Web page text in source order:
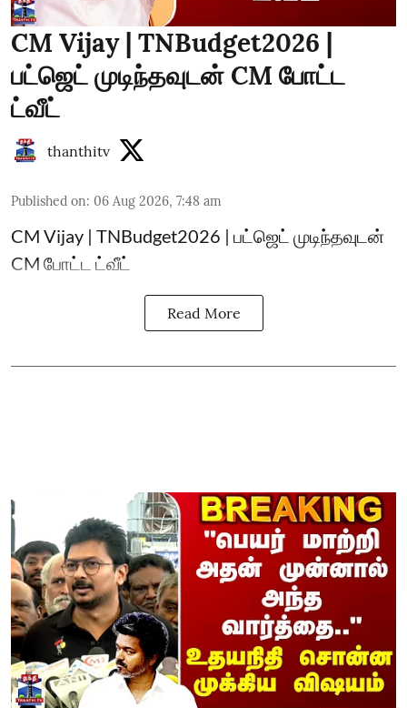
CM Vijay | TNBudget2026 |
பட்ஜெட் முடிந்தவுடன் CM போட்ட
ட்வீட்
thanthitv
Published on: 06 Aug 2026, 7:48 am
CM Vijay | TNBudget2026 | பட்ஜெட் முடிந்தவுடன்
CM போட்ட ட்வீட்
Read More